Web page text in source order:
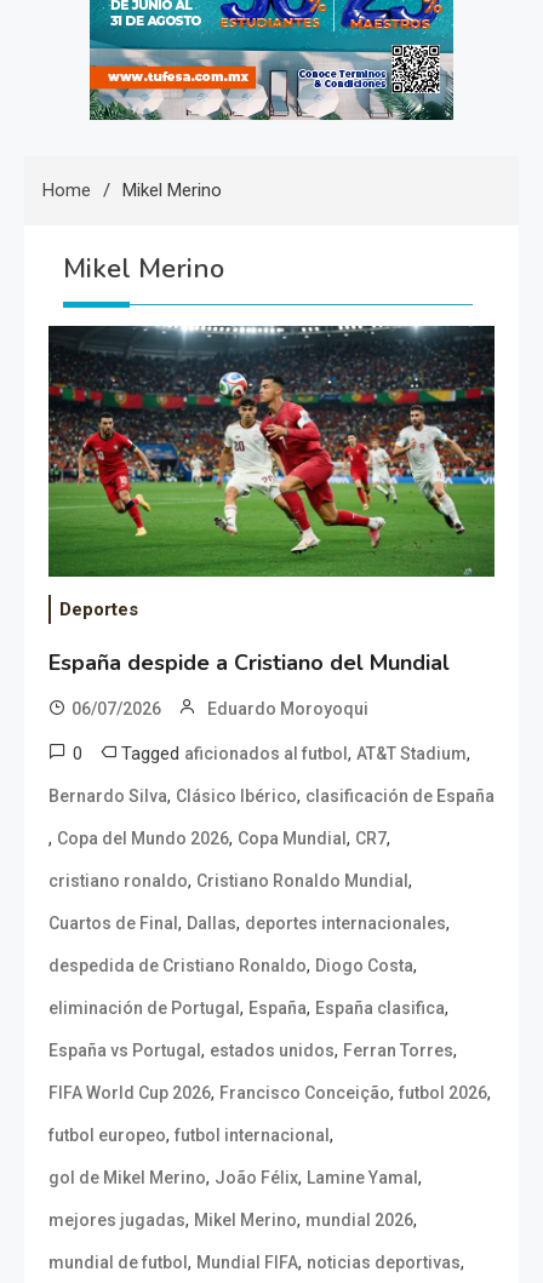
Home Mikel Merino
Mikel Merino
Deportes
España despide a Cristiano del Mundial
06/07/2026 Eduardo Moroyoqui
0 Tagged aficionados al futbol , AT&T Stadium,
Bernardo Silva, Clásico Ibérico, clasificación de España
, Copa del Mundo 2026, Copa Mundial , CR7,
cristiano ronaldo, Cristiano Ronaldo Mundial ,
Cuartos de Final , Dallas, deportes internacionales,
despedida de Cristiano Ronaldo, Diogo Costa,
eliminación de Portugal , España, España clasifica,
España vs Portugal , estados unidos, Ferran Torres,
FIFA World Cup 2026, Francisco Conceição, futbol 2026,
futbol europeo, futbol internacional ,
gol de Mikel Merino, João Félix, Lamine Yamal ,
mejores jugadas, Mikel Merino, mundial 2026,
mundial de futbol , Mundial FIFA, noticias deportivas,